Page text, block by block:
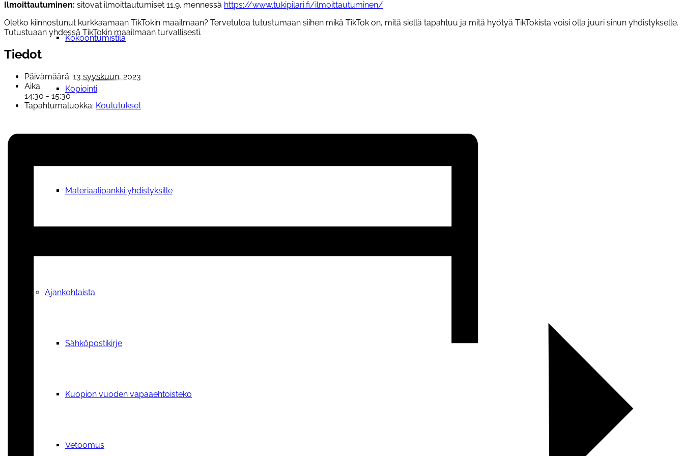
Kokoontumistila
Kopiointi
Materiaalipankki yhdistyksille
Ajankohtaista
Sähköpostikirje
Kuopion vuoden vapaaehtoisteko
Vetoomus
Ilmoittautuminen: sitovat ilmoittautumiset 11.9. mennessä https://www.tukipilari.fi/ilmoittautuminen/
Oletko kiinnostunut kurkkaamaan TikTokin maailmaan? Tervetuloa tutustumaan siihen mikä TikTok on, mitä siellä tapahtuu ja mitä hyötyä TikTokista voisi olla juuri sinun yhdistykselle.
Tutustuaan yhdessä TikTokin maailmaan turvallisesti.
Tiedot
Päivämäärä: 13 syyskuun, 2023
Aika:
14:30 - 15:30
Tapahtumaluokka: Koulutukset